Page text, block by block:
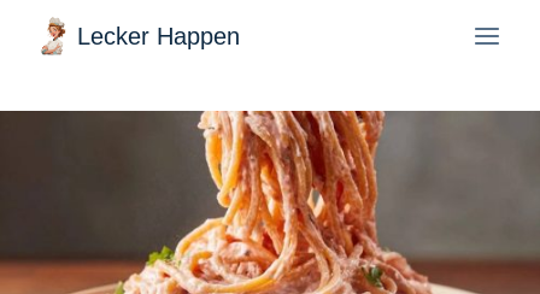
Zum
Inhalt
springen
Lecker Happen